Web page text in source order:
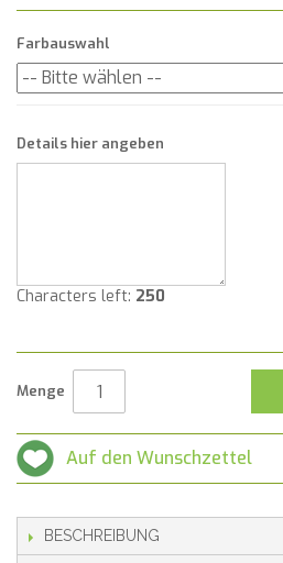
Farbauswahl
Details hier angeben
Characters left: 250
Menge
Auf den Wunschzettel
BESCHREIBUNG